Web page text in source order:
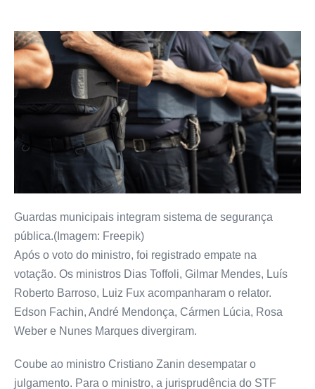
Guardas municipais integram sistema de segurança
pública.(Imagem: Freepik)
Após o voto do ministro, foi registrado empate na
votação. Os ministros Dias Toffoli, Gilmar Mendes, Luís
Roberto Barroso, Luiz Fux acompanharam o relator.
Edson Fachin, André Mendonça, Cármen Lúcia, Rosa
Weber e Nunes Marques divergiram.
Coube ao ministro Cristiano Zanin desempatar o
julgamento. Para o ministro, a jurisprudência do STF